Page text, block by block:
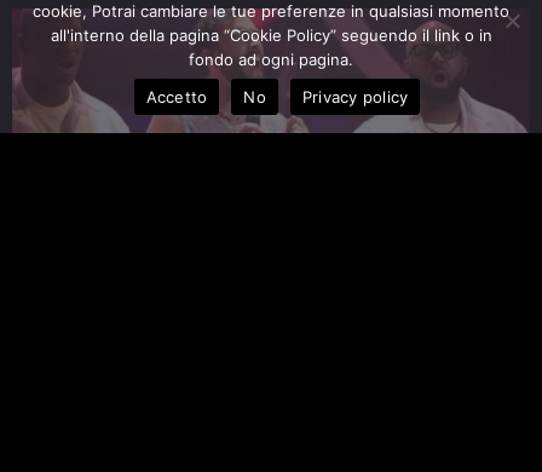
cookie, Potrai cambiare le tue preferenze in qualsiasi momento
all'interno della pagina “Cookie Policy” seguendo il link o in
fondo ad ogni pagina.
Accetto
No Privacy policy